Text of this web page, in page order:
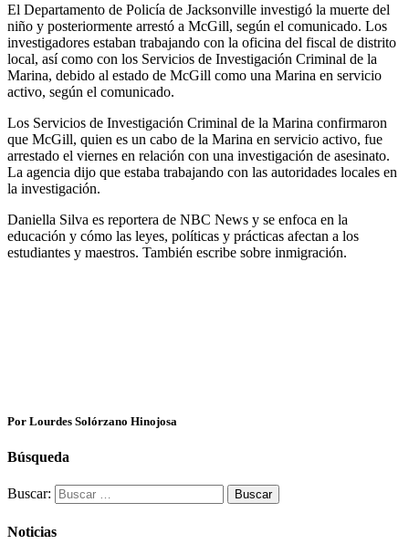
El Departamento de Policía de Jacksonville investigó la muerte del
niño y posteriormente arrestó a McGill, según el comunicado. Los
investigadores estaban trabajando con la oficina del fiscal de distrito
local, así como con los Servicios de Investigación Criminal de la
Marina, debido al estado de McGill como una Marina en servicio
activo, según el comunicado.
Los Servicios de Investigación Criminal de la Marina confirmaron
que McGill, quien es un cabo de la Marina en servicio activo, fue
arrestado el viernes en relación con una investigación de asesinato.
La agencia dijo que estaba trabajando con las autoridades locales en
la investigación.
Daniella Silva es reportera de NBC News y se enfoca en la
educación y cómo las leyes, políticas y prácticas afectan a los
estudiantes y maestros. También escribe sobre inmigración.
Por Lourdes Solórzano Hinojosa
Búsqueda
Buscar:
Noticias